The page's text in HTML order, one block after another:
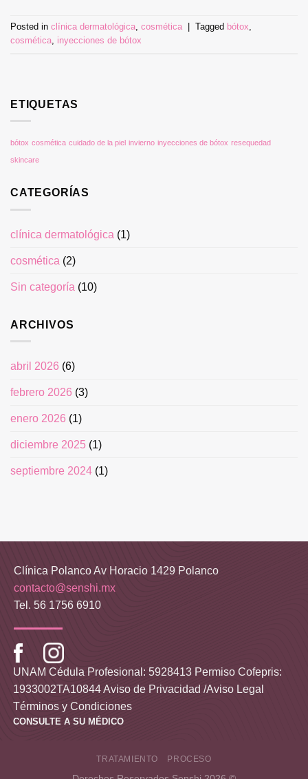
Posted in clínica dermatológica, cosmética Tagged bótox,
cosmética, inyecciones de bótox
ETIQUETAS
bótox cosmética cuidado de la piel invierno inyecciones de bótox resequedad
skincare
CATEGORÍAS
clínica dermatológica (1)
cosmética (2)
Sin categoría (10)
ARCHIVOS
abril 2026 (6)
febrero 2026 (3)
enero 2026 (1)
diciembre 2025 (1)
septiembre 2024 (1)
Clínica Polanco Av Horacio 1429 Polanco
contacto@senshi.mx
Tel. 56 1756 6910
UNAM Cédula Profesional: 5928413 Permiso Cofepris:
1933002TA10844Aviso de Privacidad /Aviso Legal
Términos y Condiciones
CONSULTE A SU MÉDICO
TRATAMIENTO PROCESO